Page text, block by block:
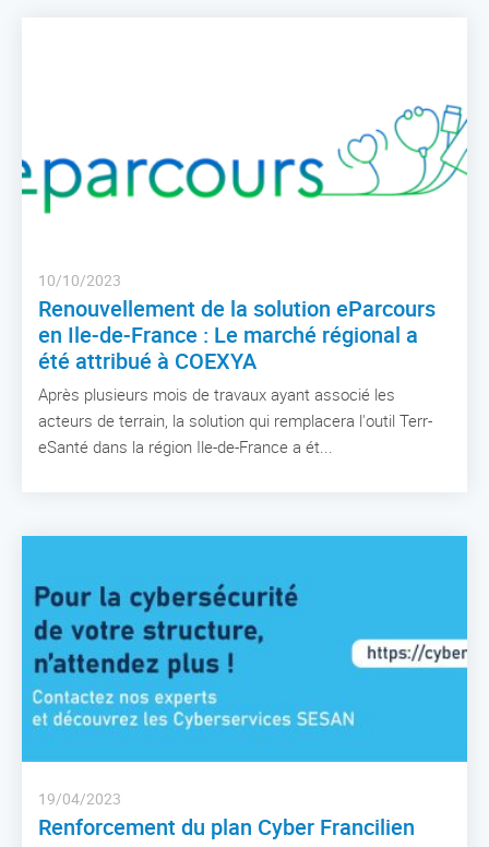
10/10/2023
Renouvellement de la solution eParcours
en Ile-de-France : Le marché régional a
été attribué à COEXYA
Après plusieurs mois de travaux ayant associé les
acteurs de terrain, la solution qui remplacera l'outil Terr-
eSanté dans la région Ile-de-France a ét...
19/04/2023
Renforcement du plan Cyber Francilien